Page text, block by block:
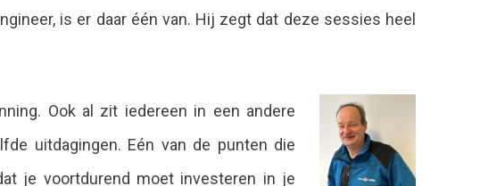
is er daar één van. Hij zegt dat deze sessies heel
Ook al zit iedereen in een andere
uitdagingen. Eén van de punten die
je voortdurend moet investeren in je